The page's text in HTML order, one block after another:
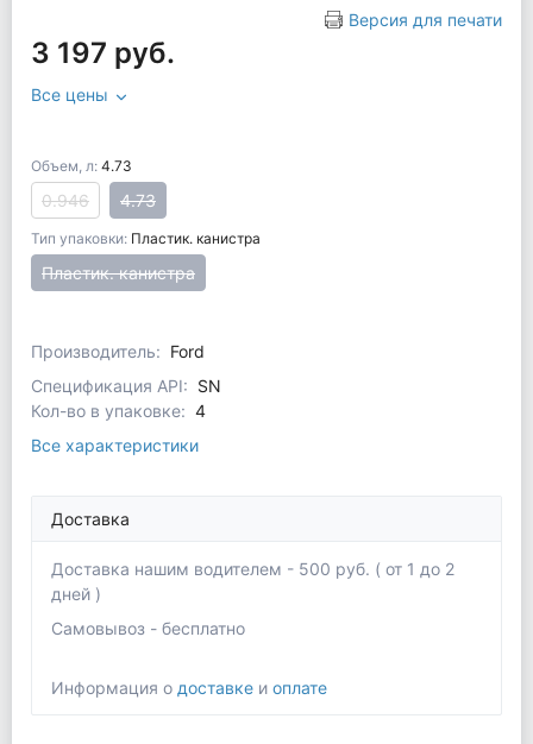
Версия для печати
3 197 руб.
Все цены
Объем, л: 4.73
0.946 4.73
Тип упаковки: Пластик. канистра
Пластик. канистра
Производитель: Ford
Спецификация API: SN
Кол-во в упаковке: 4
Все характеристики
Доставка
Доставка нашим водителем - 500 руб. ( от 1 до 2
дней )
Самовывоз - бесплатно
Информация о доставке и оплате